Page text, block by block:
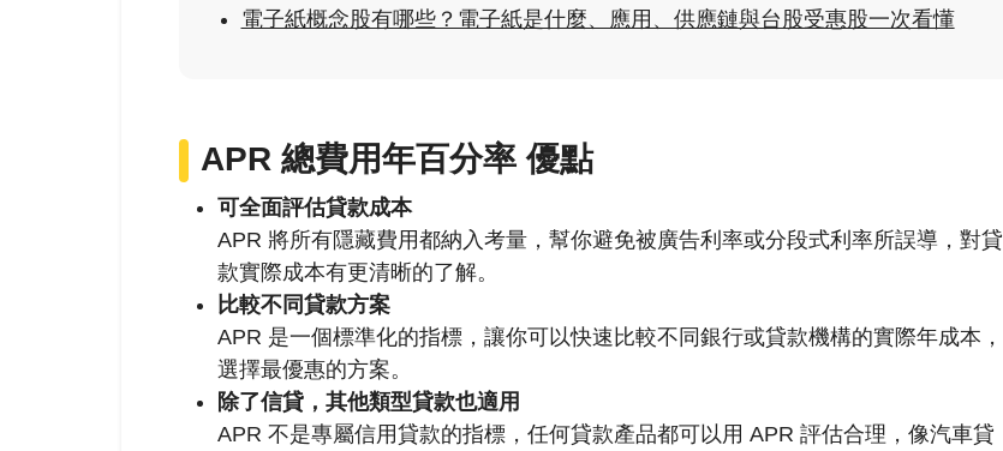
電子紙概念股有哪些？電子紙是什麼、應用、供應鏈與台股受惠股一次看懂
APR 總費用年百分率 優點
可全面評估貸款成本
APR 將所有隱藏費用都納入考量，幫你避免被廣告利率或分段式利率所誤導，對貸
款實際成本有更清晰的了解。
比較不同貸款方案
APR 是一個標準化的指標，讓你可以快速比較不同銀行或貸款機構的實際年成本，
選擇最優惠的方案。
除了信貸，其他類型貸款也適用
APR 不是專屬信用貸款的指標，任何貸款產品都可以用 APR 評估合理，像汽車貸